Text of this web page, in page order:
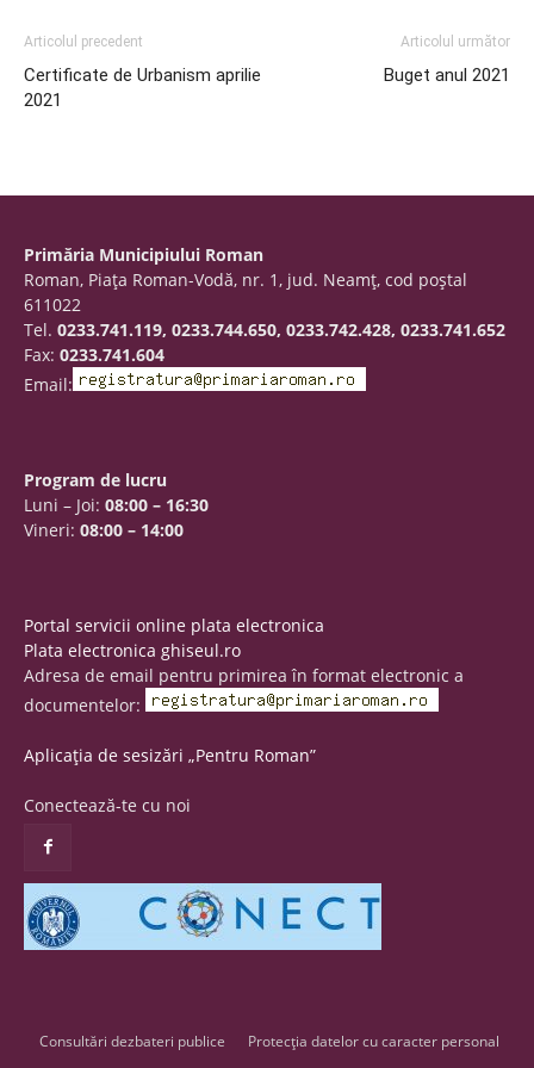
Articolul precedent
Certificate de Urbanism aprilie
2021
Articolul următor
Buget anul 2021
Primăria Municipiului Roman
Roman, Piaţa Roman-Vodă, nr. 1, jud. Neamţ, cod poştal
611022
Tel. 0233.741.119, 0233.744.650, 0233.742.428, 0233.741.652
Fax: 0233.741.604
Email:
Program de lucru
Luni – Joi: 08:00 – 16:30
Vineri: 08:00 – 14:00
Portal servicii online plata electronica
Plata electronica ghiseul.ro
Adresa de email pentru primirea în format electronic a
documentelor:
Aplicația de sesizări „Pentru Roman”
Conectează-te cu noi
Consultări dezbateri publice Protecția datelor cu caracter personal